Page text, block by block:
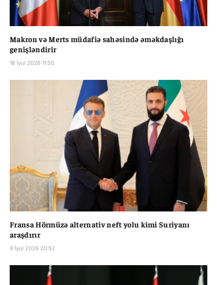
Makron və Merts müdafiə sahəsində əməkdaşlığı
genişləndirir
18 İyul 2026 11:50
Fransa Hörmüzə alternativ neft yolu kimi Suriyanı
araşdırır
9 İyul 2026 20:52